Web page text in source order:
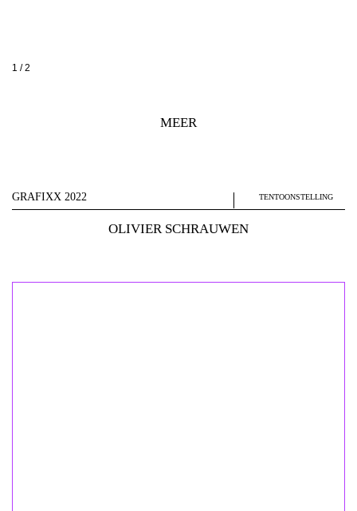
1 / 2
MEER
GRAFIXX 2022 TENTOONSTELLING
OLIVIER SCHRAUWEN